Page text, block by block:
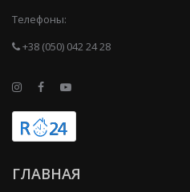
Телефоны:
+38 (050) 042 24 28
ГЛАВНАЯ